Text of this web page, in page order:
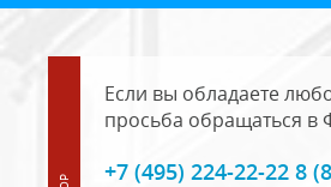
Если вы обладаете
просьба обращаться в
+7 (495) 224-22-22 8